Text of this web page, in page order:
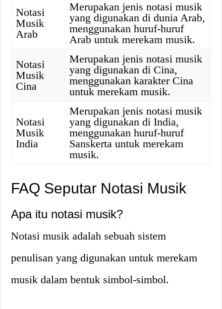
Notasi
Musik
Arab
Merupakan jenis notasi musik
yang digunakan di dunia Arab,
menggunakan huruf-huruf
Arab untuk merekam musik.
Notasi
Musik
Cina
Merupakan jenis notasi musik
yang digunakan di Cina,
menggunakan karakter Cina
untuk merekam musik.
Notasi
Musik
India
Merupakan jenis notasi musik
yang digunakan di India,
menggunakan huruf-huruf
Sanskerta untuk merekam
musik.
FAQ Seputar Notasi Musik
Apa itu notasi musik?
Notasi musik adalah sebuah sistem
penulisan yang digunakan untuk merekam
musik dalam bentuk simbol-simbol.